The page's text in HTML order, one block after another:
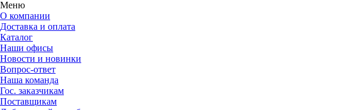
Меню
О компании
Доставка и оплата
Каталог
Наши офисы
Новости и новинки
Вопрос-ответ
Наша команда
Гос. заказчикам
Поставщикам